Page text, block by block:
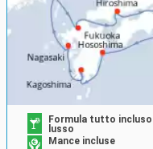
Formula tutto incluso
lusso
Mance incluse